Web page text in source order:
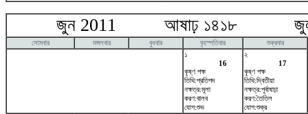
জুন 2011 আষাঢ় ১৪১৮
সোমবার মঙ্গলবার বুধবার বৃহস্পতিবার
শুক্রবার
১
16
কৃষ্ণ পক্ষ
তিথি:প্রতিপদ
নক্ষত্র:মূলা
করণ:বালব
যোগ:শুভ
২
17
কৃষ্ণ পক্ষ
তিথি:দ্বিতীয়া
নক্ষত্র:পূর্বাষাঢ়া
করণ:তৈতিল
যোগ:শুক্র